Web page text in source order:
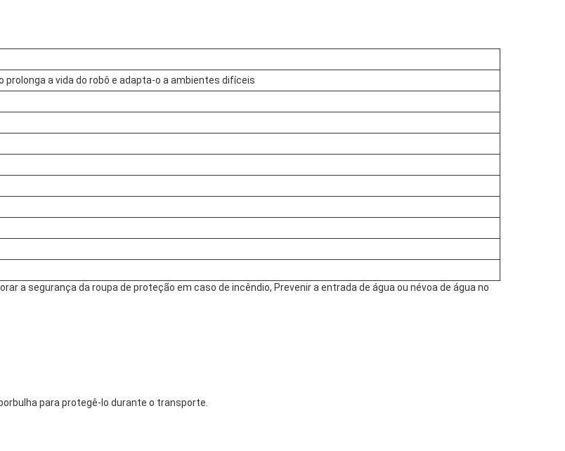
a vida do robô e adapta-o a ambientes difíceis
a segurança da roupa de proteção em caso de incêndio, Prevenir a entrada de água ou névoa de água no
para protegê-lo durante o transporte.